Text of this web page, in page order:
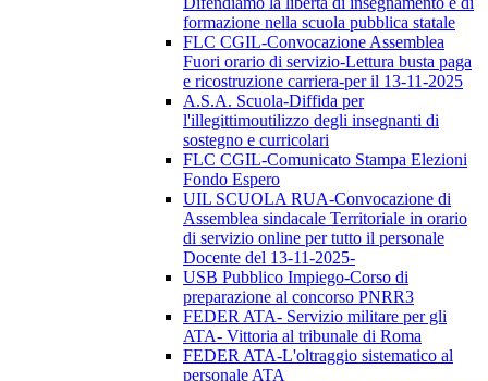
formazione nella scuola pubblica statale
FLC CGIL-Convocazione Assemblea
Fuori orario di servizio-Lettura busta paga
e ricostruzione carriera-per il 13-11-2025
A.S.A. Scuola-Diffida per
l'illegittimoutilizzo degli insegnanti di
sostegno e curricolari
FLC CGIL-Comunicato Stampa Elezioni
Fondo Espero
UIL SCUOLA RUA-Convocazione di
Assemblea sindacale Territoriale in orario
di servizio online per tutto il personale
Docente del 13-11-2025-
USB Pubblico Impiego-Corso di
preparazione al concorso PNRR3
FEDER ATA- Servizio militare per gli
ATA- Vittoria al tribunale di Roma
FEDER ATA-L'oltraggio sistematico al
personale ATA